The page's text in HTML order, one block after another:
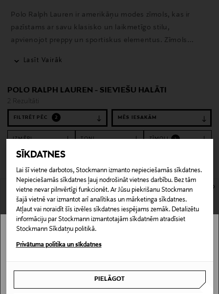
SĪKDATNES
Lai šī vietne darbotos, Stockmann izmanto nepieciešamās sīkdatnes.
Nepieciešamās sīkdatnes ļauj nodrošināt vietnes darbību. Bez tām
vietne nevar pilnvērtīgi funkcionēt. Ar Jūsu piekrišanu Stockmann
šajā vietnē var izmantot arī analītikas un mārketinga sīkdatnes.
Atļaut vai noraidīt šīs izvēles sīkdatnes iespējams zemāk. Detalizētu
informāciju par Stockmann izmantotajām sīkdatnēm atradīsiet
Stockmann Sīkdatņu politikā.
Privātuma politika un sīkdatnes
PIELĀGOT
Polo Ralph Lauren ir amerikāņu modes zīmols, kas ir
pazīstams ar savu klasisko un laikmetīgo stilu,
apvienojot preppy un sportiskus elementus. Zīmols
Lasīt Vairāk
POLO RALPH LAUREN - SIEVIEŠU HALĀTI
2 Rezultāti
FILTRĒT PĒC 2
IZMĒRI TOŅI ZĪMOLI 1
2 Rezultāti
KUPONA PRIEKŠROCĪBA
Short Printed Back peldmētelis
KUPONA PRIEKŠROCĪBA
POLO RALPH LAUREN
Short Printed Back halāts
Stockmann nav pieejams tavā valstī.
I UNDERSTAND